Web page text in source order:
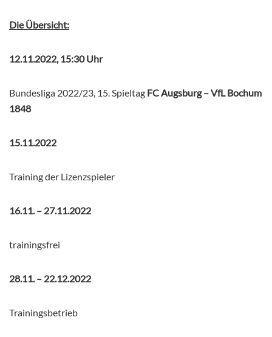
Die Übersicht:
12.11.2022, 15:30 Uhr
Bundesliga 2022/23, 15. Spieltag FC Augsburg – VfL Bochum
1848
15.11.2022
Training der Lizenzspieler
16.11. – 27.11.2022
trainingsfrei
28.11. – 22.12.2022
Trainingsbetrieb